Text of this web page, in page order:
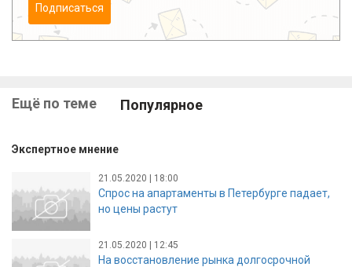
Подписаться
Ещё по теме Популярное
Экспертное мнение
21.05.2020 | 18:00
Спрос на апартаменты в Петербурге падает,
но цены растут
21.05.2020 | 12:45
На восстановление рынка долгосрочной